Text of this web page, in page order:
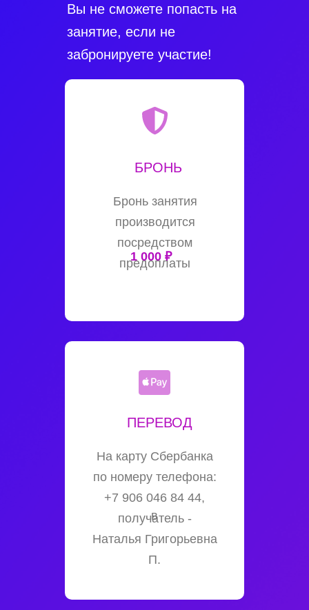
Бронь занятия
производится
посредством
предоплаты
На карту Сбербанка
по номеру телефона:
+7 906 046 84 44,
получатель -
Наталья Григорьевна
П.
в
1 000 ₽
БРОНЬ
ПЕРЕВОД
Вы не сможете попасть на
занятие, если не
забронируете участие!